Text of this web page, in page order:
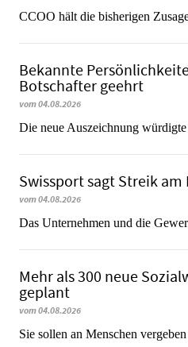
CCOO hält die bisherigen
Bekannte
Botschafter geehrt
vom 04.08.2026
Die neue Auszeichnung
Swissport sagt Streik am
vom 04.08.2026
Das Unternehmen und die
Mehr als 300 neue
geplant
vom 04.08.2026
Sie sollen an Menschen